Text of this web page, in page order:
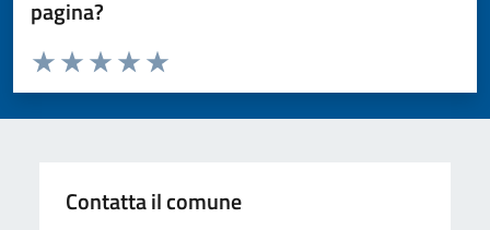
pagina?
Valuta da 1 a 5 stelle la pagina
Valuta 5 stelle su 5
Valuta 4 stelle su 5
Valuta 3 stelle su 5
Valuta 2 stelle su 5
Valuta 1 stelle su 5
Contatta il comune